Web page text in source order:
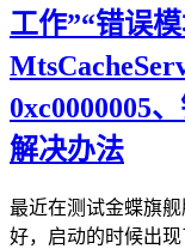
工作”“错误
0xc0000005
解决办法
最近在测试金蝶旗
好，启动的时候出